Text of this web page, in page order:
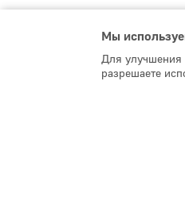
Мы
Для улучшения
разрешаете